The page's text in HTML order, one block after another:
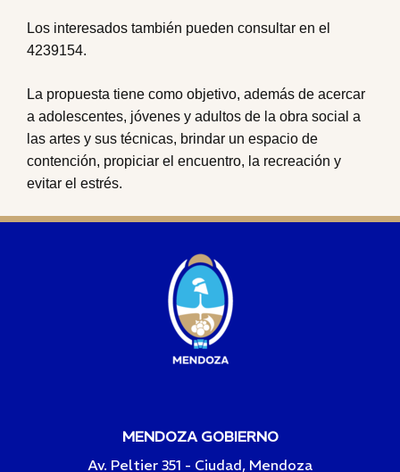
Los interesados también pueden consultar en el
4239154.
La propuesta tiene como objetivo, además de acercar
a adolescentes, jóvenes y adultos de la obra social a
las artes y sus técnicas, brindar un espacio de
contención, propiciar el encuentro, la recreación y
evitar el estrés.
MENDOZA GOBIERNO
Av. Peltier 351 - Ciudad, Mendoza